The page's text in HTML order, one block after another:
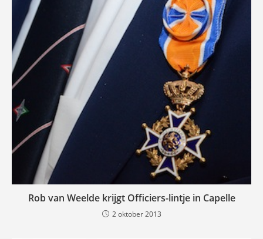
Rob van Weelde krijgt Officiers-lintje in Capelle
2 oktober 2013